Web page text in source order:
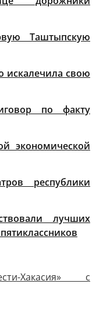
Таштыпскую
искалечила свою
по факту
экономической
республики
лучших
Хакасия» с